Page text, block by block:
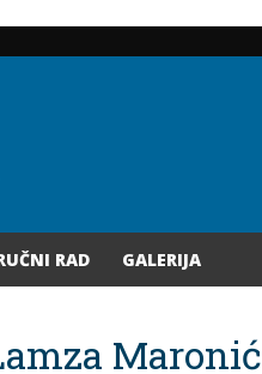
RAD GALERIJA
Maronić